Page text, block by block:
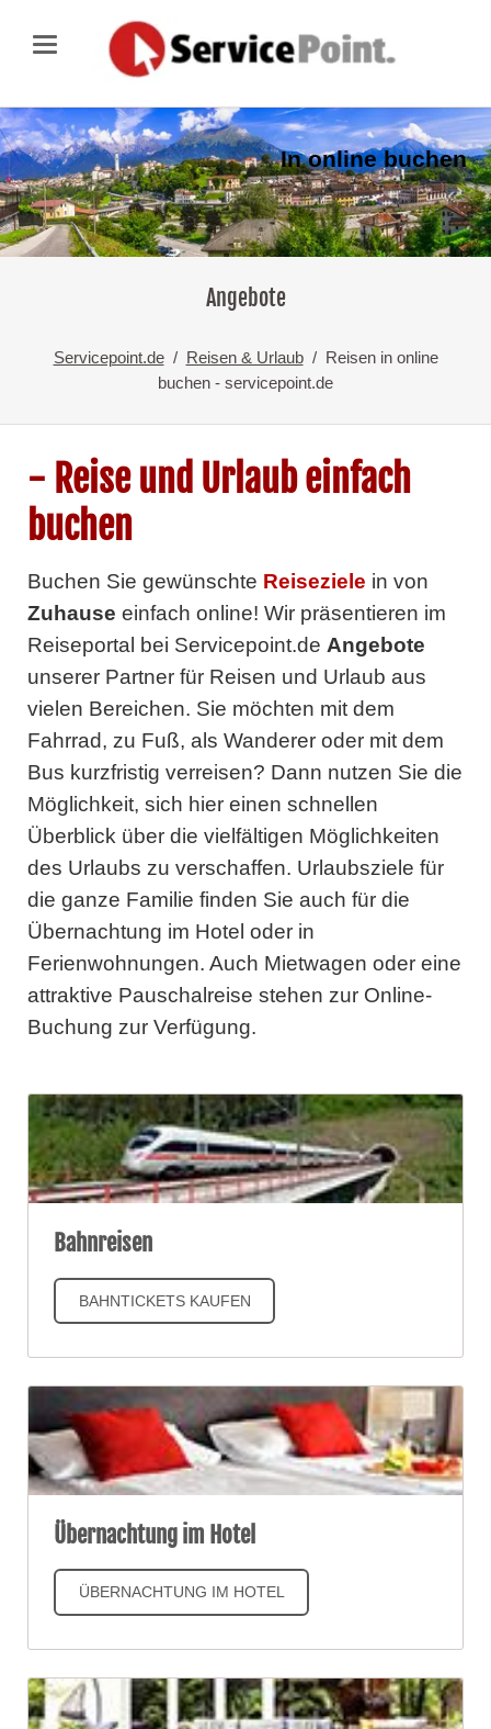
In online buchen
Angebote
Servicepoint.de Reisen & Urlaub
Reisen in online
buchen - servicepoint.de
- Reise und Urlaub einfach
buchen
Buchen Sie gewünschte Reiseziele in von
Zuhause einfach online! Wir präsentieren im
Reiseportal bei Servicepoint.de Angebote
unserer Partner für Reisen und Urlaub aus
vielen Bereichen. Sie möchten mit dem
Fahrrad, zu Fuß, als Wanderer oder mit dem
Bus kurzfristig verreisen? Dann nutzen Sie die
Möglichkeit, sich hier einen schnellen
Überblick über die vielfältigen Möglichkeiten
des Urlaubs zu verschaffen. Urlaubsziele für
die ganze Familie finden Sie auch für die
Übernachtung im Hotel oder in
Ferienwohnungen. Auch Mietwagen oder eine
attraktive Pauschalreise stehen zur Online-
Buchung zur Verfügung.
Bahnreisen
BAHNTICKETS KAUFEN
Übernachtung im Hotel
ÜBERNACHTUNG IM HOTEL